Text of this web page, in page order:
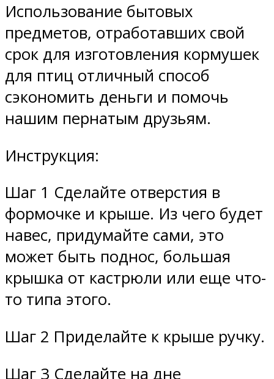
Использование бытовых
предметов, отработавших свой
срок для изготовления кормушек
для птиц отличный способ
сэкономить деньги и помочь
нашим пернатым друзьям.
Инструкция:
Шаг 1 Сделайте отверстия в
формочке и крыше. Из чего будет
навес, придумайте сами, это
может быть поднос, большая
крышка от кастрюли или еще что-
то типа этого.
Шаг 2 Приделайте к крыше ручку.
Шаг 3 Сделайте на дне